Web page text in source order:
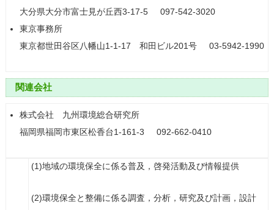
大分県大分市富士見が丘西3-17-5 097-542-3020
東京事務所
東京都世田谷区八幡山1-1-17 和田ビル201号 03-5942-1990
関連会社
株式会社 九州環境総合研究所
福岡県福岡市東区松香台1-161-3 092-662-0410
(1)地域の環境保全に係る普及，啓発活動及び情報提供
(2)環境保全と整備に係る調査，分析，研究及び計画，設計